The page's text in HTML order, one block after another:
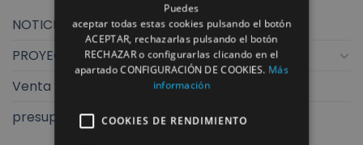
NOTICIAS
PROYECTOS
Venta y exposición
presupuestos finstral
Puedes
aceptar todas estas cookies pulsando el botón
ACEPTAR, rechazarlas pulsando el botón
RECHAZAR o configurarlas clicando en el
apartado CONFIGURACIÓN DE COOKIES. Más
información
COOKIES DE RENDIMIENTO